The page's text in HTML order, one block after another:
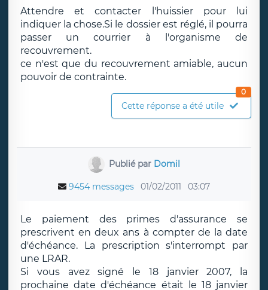
Attendre et contacter l'huissier pour lui
indiquer la chose.Si le dossier est réglé, il pourra
passer un courrier à l'organisme de
recouvrement.
ce n'est que du recouvrement amiable, aucun
pouvoir de contrainte.
Cette réponse a été utile
0
Publié par Domil
9454 messages 01/02/2011 03:07
Le paiement des primes d'assurance se
prescrivent en deux ans à compter de la date
d'échéance. La prescription s'interrompt par
une LRAR.
Si vous avez signé le 18 janvier 2007, la
prochaine date d'échéance était le 18 janvier